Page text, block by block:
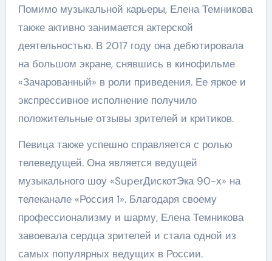
Помимо музыкальной карьеры, Елена Темникова
также активно занимается актерской
деятельностью. В 2017 году она дебютировала
на большом экране, снявшись в кинофильме
«Зачарованный» в роли приведения. Ее яркое и
экспрессивное исполнение получило
положительные отзывы зрителей и критиков.
Певица также успешно справляется с ролью
телеведущей. Она является ведущей
музыкального шоу «SuperДискотЭка 90-х» на
телеканале «Россия 1». Благодаря своему
профессионализму и шарму, Елена Темникова
завоевала сердца зрителей и стала одной из
самых популярных ведущих в России.